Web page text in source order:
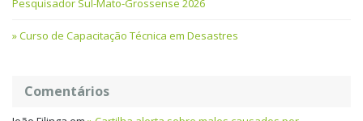
Pesquisador Sul-Mato-Grossense 2026
Curso de Capacitação Técnica em Desastres
Comentários